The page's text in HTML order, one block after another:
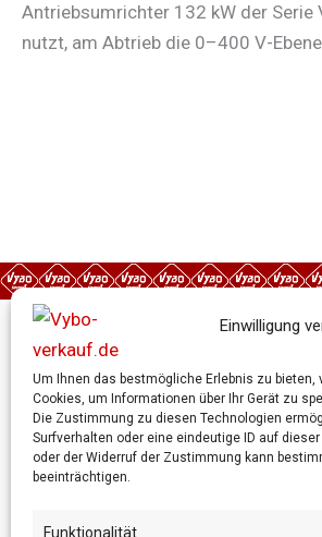
Einwilligung
Um Ihnen das bestmögliche Erlebnis zu bieten,
Cookies, um Informationen über Ihr Gerät zu
Die Zustimmung zu diesen Technologien
Surfverhalten oder eine eindeutige ID auf
oder der Widerruf der Zustimmung kann
beeinträchtigen.
Funktionalität
Antriebsumrichter 132 kW der Serie
nutzt, am Abtrieb die 0–400 V-
Wenn Ihr Partner nicht mehr
kontaktieren Sie uns bitte. Bitte